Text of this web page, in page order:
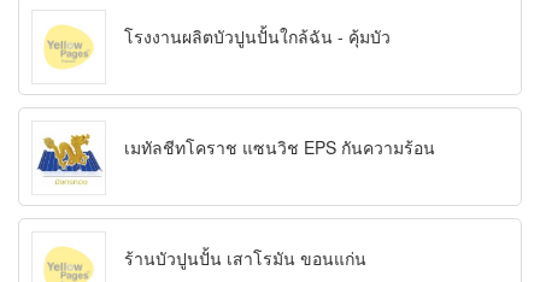
โรงงานผลิตบัวปูนปั้นใกล้ฉัน - คุ้มบัว
เมทัลชีทโคราช แซนวิช EPS กันความร้อน
ร้านบัวปูนปั้น เสาโรมัน ขอนแก่น